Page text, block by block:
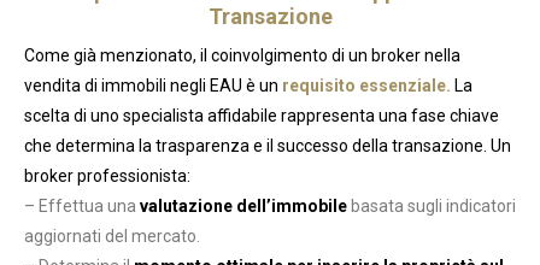
Transazione
Come già menzionato, il coinvolgimento di un broker nella
vendita di immobili negli EAU è un requisito essenziale. La
scelta di uno specialista affidabile rappresenta una fase chiave
che determina la trasparenza e il successo della transazione. Un
broker professionista:
– Effettua una valutazione dell’immobile basata sugli indicatori
aggiornati del mercato.